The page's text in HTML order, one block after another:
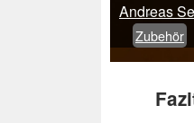
Andreas
Zubehör